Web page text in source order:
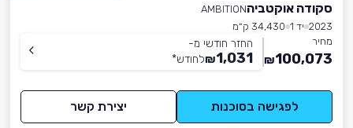
סקודה אוקטביהAMBITION
2023 יד 1
34,430 ק״מ
מחיר
100,073
₪
החזר חודשי מ-
1,031
₪לחודש*
לפגישה בסוכנות יצירת קשר